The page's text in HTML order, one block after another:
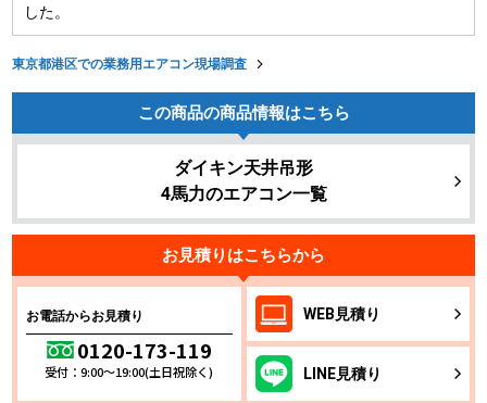
した。
東京都港区での業務用エアコン現場調査
この商品の商品情報はこちら
ダイキン天井吊形
4馬力のエアコン一覧
お見積りはこちらから
お電話からお見積り
0120-173-119
受付：9:00～19:00(土日祝除く)
WEB 見積り
LINE見積り